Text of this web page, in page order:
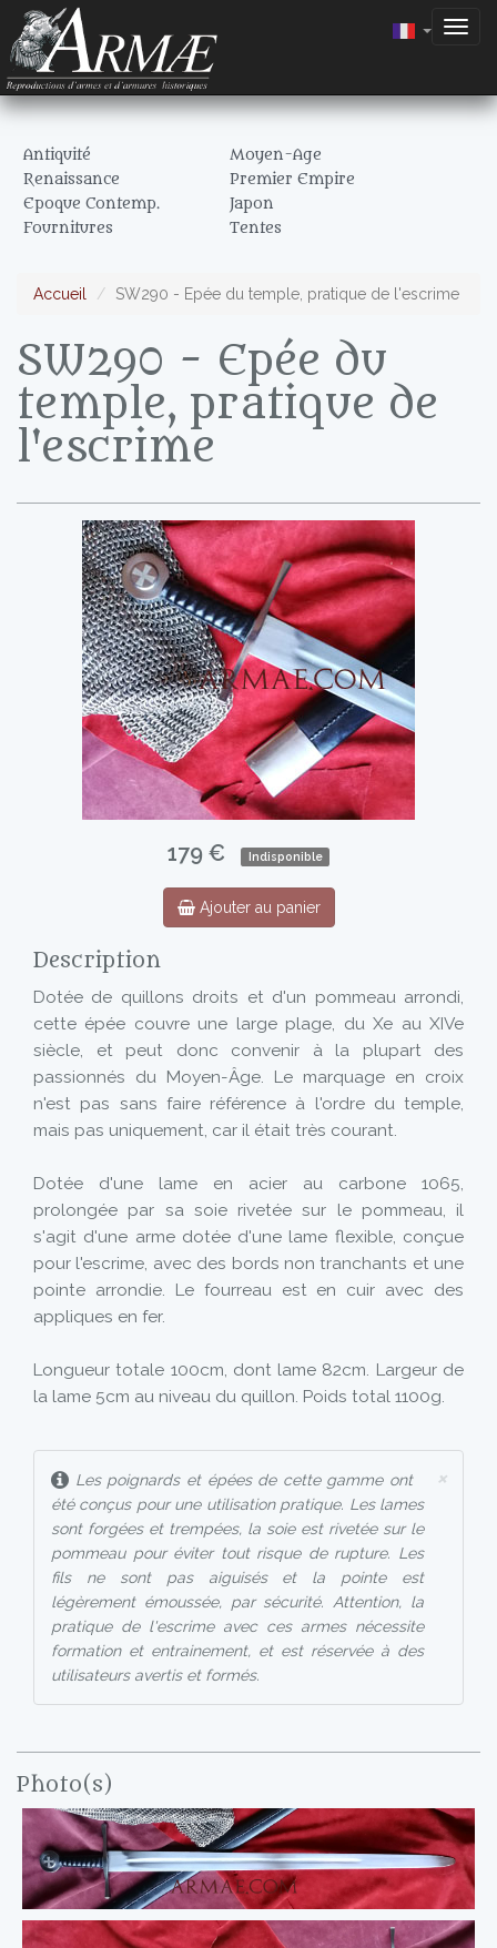
Antiquité
Moyen-Age
Renaissance
Premier Empire
Epoque Contemp.
Japon
Fournitures
Tentes
Accueil SW290 - Epée du temple, pratique de l'escrime
SW290 - Epée du
temple, pratique de
l'escrime
179 € Indisponible
Ajouter au panier
Description
Dotée de quillons droits et d'un pommeau arrondi,
cette épée couvre une large plage, du Xe au XIVe
siècle, et peut donc convenir à la plupart des
passionnés du Moyen-Âge. Le marquage en croix
n'est pas sans faire référence à l'ordre du temple,
mais pas uniquement, car il était très courant.
Dotée d'une lame en acier au carbone 1065,
prolongée par sa soie rivetée sur le pommeau, il
s'agit d'une arme dotée d'une lame flexible, conçue
pour l'escrime, avec des bords non tranchants et une
pointe arrondie. Le fourreau est en cuir avec des
appliques en fer.
Longueur totale 100cm, dont lame 82cm. Largeur de
la lame 5cm au niveau du quillon. Poids total 1100g.
×
Les poignards et épées de cette gamme ont
été conçus pour une utilisation pratique. Les lames
sont forgées et trempées, la soie est rivetée sur le
pommeau pour éviter tout risque de rupture. Les
fils ne sont pas aiguisés et la pointe est
légèrement émoussée, par sécurité. Attention, la
pratique de l'escrime avec ces armes nécessite
formation et entrainement, et est réservée à des
utilisateurs avertis et formés.
Photo(s)